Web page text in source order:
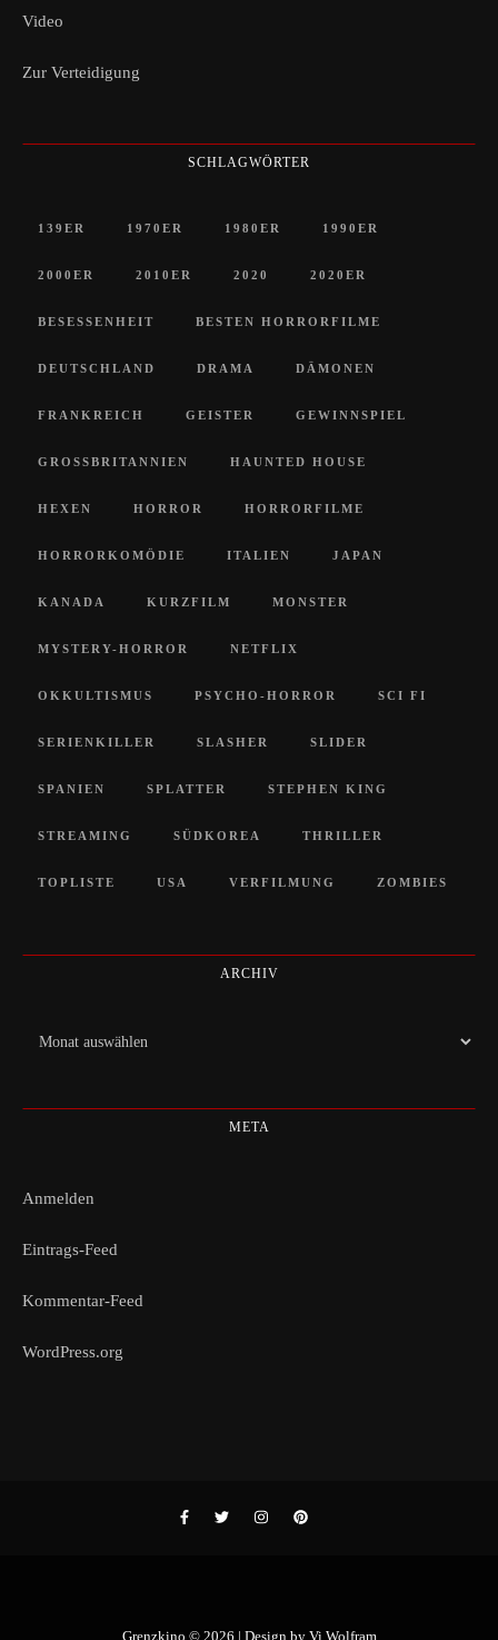
Video
Zur Verteidigung
SCHLAGWÖRTER
139ER 1970ER 1980ER 1990ER
2000ER 2010ER 2020 2020ER
BESESSENHEIT BESTEN HORRORFILME
DEUTSCHLAND DRAMA DÄMONEN
FRANKREICH GEISTER GEWINNSPIEL
GROSSBRITANNIEN HAUNTED HOUSE
HEXEN HORROR HORRORFILME
HORRORKOMÖDIE ITALIEN JAPAN
KANADA KURZFILM MONSTER
MYSTERY-HORROR NETFLIX
OKKULTISMUS PSYCHO-HORROR SCI FI
SERIENKILLER SLASHER SLIDER
SPANIEN SPLATTER STEPHEN KING
STREAMING SÜDKOREA THRILLER
TOPLISTE USA VERFILMUNG ZOMBIES
ARCHIV
Archiv
META
Anmelden
Eintrags-Feed
Kommentar-Feed
WordPress.org
Grenzkino © 2026 | Design by Vi Wolfram